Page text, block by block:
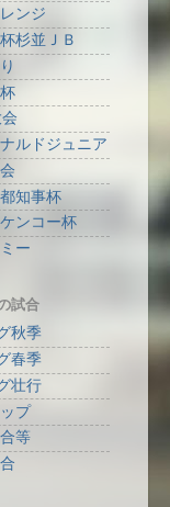
ンジ
杉並ＪＢ
ルドジュニア
知事杯
ンコー杯
ー
試合
秋季
春季
壮行
プ
等